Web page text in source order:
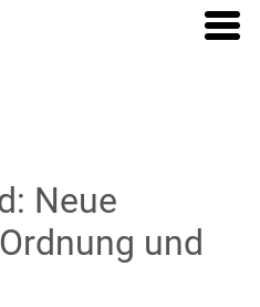
Neue
und